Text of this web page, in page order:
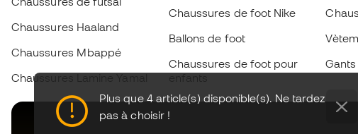
Plus que 4 article(s) disponible(s). Ne tardez
pas à choisir !
Chaussures Haaland
Chaussures Mbappé
Chaussures Lamine Yamal
Chaussures de foot Nike
Ballons de foot
Chaussures de foot pour